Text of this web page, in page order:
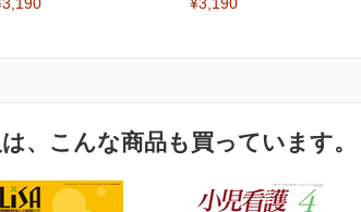
¥3,190
、こんな商品も買っています。